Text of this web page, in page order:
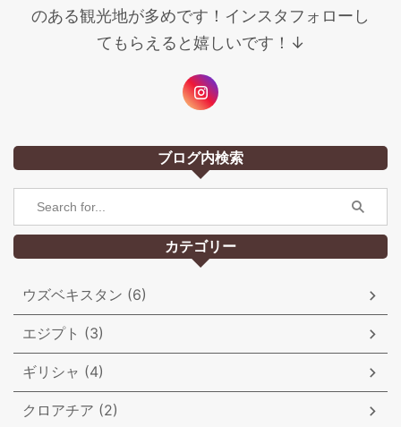
のある観光地が多めです！インスタフォローし
てもらえると嬉しいです！↓
ブログ内検索
カテゴリー
ウズベキスタン (6)
エジプト (3)
ギリシャ (4)
クロアチア (2)